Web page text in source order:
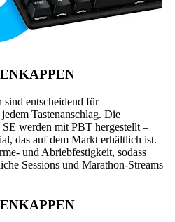
sind entscheidend für
Tastenanschlag. Die
werden mit PBT hergestellt –
das auf dem Markt erhältlich ist.
und Abriebfestigkeit, sodass
Sessions und Marathon-Streams